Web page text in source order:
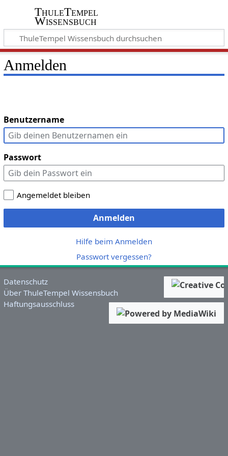
ThuleTempel
Wissensbuch
Anmelden
Benutzername
Passwort
Angemeldet bleiben
Anmelden
Hilfe beim Anmelden
Passwort vergessen?
Datenschutz
Über ThuleTempel Wissensbuch
Haftungsausschluss